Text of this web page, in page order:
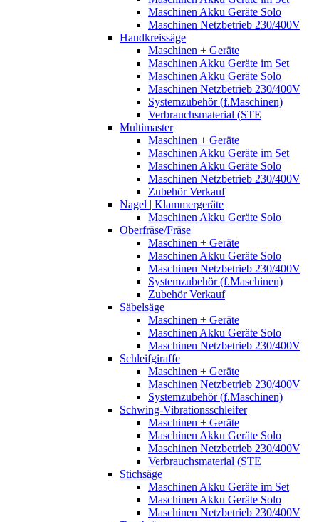
Maschinen Akku Geräte Solo
Maschinen Netzbetrieb 230/400V
Handkreissäge
Maschinen + Geräte
Maschinen Akku Geräte im Set
Maschinen Akku Geräte Solo
Maschinen Netzbetrieb 230/400V
Systemzubehör (f.Maschinen)
Verbrauchsmaterial (STE
Multimaster
Maschinen + Geräte
Maschinen Akku Geräte im Set
Maschinen Akku Geräte Solo
Maschinen Netzbetrieb 230/400V
Zubehör Verkauf
Nagel | Klammergeräte
Maschinen Akku Geräte Solo
Oberfräse/Fräse
Maschinen + Geräte
Maschinen Akku Geräte Solo
Maschinen Netzbetrieb 230/400V
Systemzubehör (f.Maschinen)
Zubehör Verkauf
Säbelsäge
Maschinen + Geräte
Maschinen Akku Geräte Solo
Maschinen Netzbetrieb 230/400V
Schleifgiraffe
Maschinen + Geräte
Maschinen Netzbetrieb 230/400V
Systemzubehör (f.Maschinen)
Schwing-Vibrationsschleifer
Maschinen + Geräte
Maschinen Akku Geräte Solo
Maschinen Netzbetrieb 230/400V
Verbrauchsmaterial (STE
Stichsäge
Maschinen Akku Geräte im Set
Maschinen Akku Geräte Solo
Maschinen Netzbetrieb 230/400V